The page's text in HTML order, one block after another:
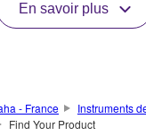
En savoir plus
- France Instruments
Find Your Product